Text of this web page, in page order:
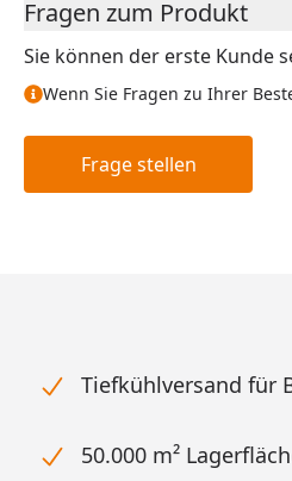
Fragen zum Produkt
Sie können der erste Kunde
Wenn Sie Fragen zu Ihrer
Frage stellen
Tiefkühlversand für
50.000 m²